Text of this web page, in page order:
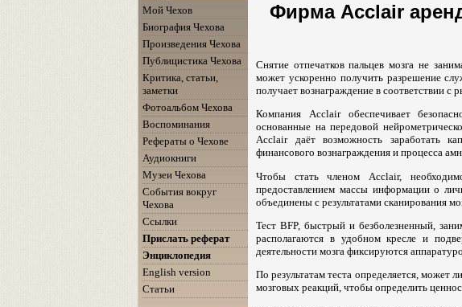
Мой Чехов
Биография Чехова
Произведения Чехова
Публицистика Чехова
Критика, статьи,
заметки
Фотоальбом Чехова
Воспоминания
Рефераты о Чехове
Аудиокниги
Музеи Чехова
События вокруг
Чехова
Ссылки
Прислать реферат
Энциклопедия
English version
Статьи
Фирма Acclair
Снятие отпечатков пальцев мозга не
может ускоренно получить разрешение
получает вознаграждение в соответствии с
Компания Acclair обеспечивает
основанные на передовой
Acclair даёт возможность заработать
финансового вознаграждения и процесса
Чтобы стать членом Acclair,
предоставлением массы информации о
объединены с результатами сканирования
Тест BFP, быстрый и безболезненный,
располагаются в удобном кресле и
деятельности мозга фиксируются
По результатам теста определяется, может
мозговых реакций, чтобы определить